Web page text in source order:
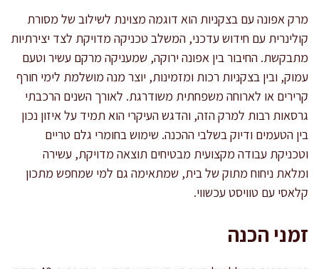
מרק אפונה עם בצקניות הוא דוגמה מצוינת לשילוב של מסורת
קולינרית עם חידוש עדכני, המשלב טכניקה מדויקת לצד יצירתיות
מתבקשת. החיבור בין אפונה ירוקה, שמעניקה מרקם עשיר וטעם
עמוק, ובין בצקניות רכות ומזמינות, יוצר מנה מושלמת לימי חורף
קרירים או לארוחה משפחתית משודרגת. לאורך השנים הרכבתי
גרסאות רבות למרק הזה, והדגש העיקרי הוא תמיד על איזון נכון
בין הטעמים ודיוק בשלבי ההכנה. שימוש בחומרי גלם טריים
וטכניקת עבודה מקצועית מבטיחים תוצאה מדויקת, עשירה
ומלאת ניחוח מתוק של בית, שמתאימה גם למי שמחפש מתכון
קלאסי עם טוויסט עכשווי.
זמני הכנה